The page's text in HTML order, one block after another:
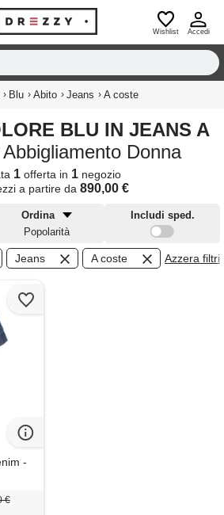
Wishlist Accedi
› Blu › Abito › Jeans › A coste
Abbigliamento Donna
1 offerta in 1 negozio
a partire da 890,00 €
Ordina
Popolarità
Includi sped.
Jeans A coste Azzera filtri
-
€